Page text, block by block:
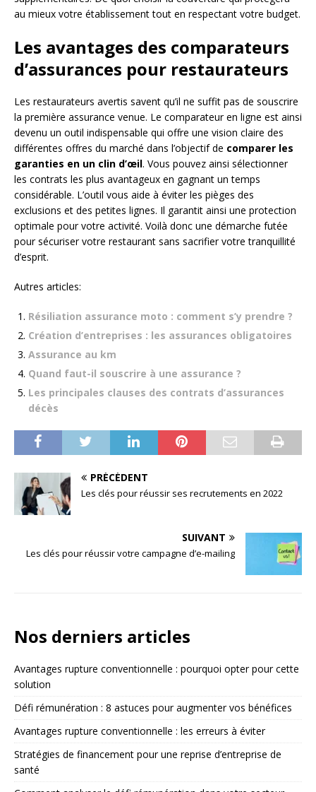
au mieux votre établissement tout en respectant votre budget.
Les avantages des comparateurs
d’assurances pour restaurateurs
Les restaurateurs avertis savent qu’il ne suffit pas de souscrire
la première assurance venue. Le comparateur en ligne est ainsi
devenu un outil indispensable qui offre une vision claire des
différentes offres du marché dans l’objectif de comparer les
garanties en un clin d’œil. Vous pouvez ainsi sélectionner
les contrats les plus avantageux en gagnant un temps
considérable. L’outil vous aide à éviter les pièges des
exclusions et des petites lignes. Il garantit ainsi une protection
optimale pour votre activité. Voilà donc une démarche futée
pour sécuriser votre restaurant sans sacrifier votre tranquillité
d’esprit.
Autres articles:
Résiliation assurance moto : comment s’y prendre ?
Création d’entreprises : les assurances obligatoires
Assurance au km
Quand faut-il souscrire à une assurance ?
Les principales clauses des contrats d’assurances
décès
PRÉCÉDENT
Les clés pour réussir ses recrutements en 2022
SUIVANT
Les clés pour réussir votre campagne d’e-mailing
Nos derniers articles
Avantages rupture conventionnelle : pourquoi opter pour cette
solution
Défi rémunération : 8 astuces pour augmenter vos bénéfices
Avantages rupture conventionnelle : les erreurs à éviter
Stratégies de financement pour une reprise d’entreprise de
santé